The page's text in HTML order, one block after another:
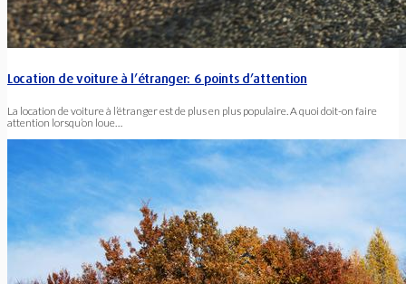
Location de voiture à l’étranger: 6 points d’attention
La location de voiture à l’étranger est de plus en plus populaire. A quoi doit-on faire
attention lorsqu’on loue…